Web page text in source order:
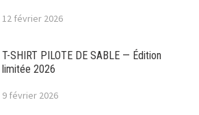
12 février 2026
T-SHIRT PILOTE DE SABLE — Édition
limitée 2026
9 février 2026